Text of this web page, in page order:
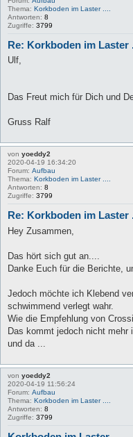
Thema: Korkboden im Laster ....
Antworten: 8
Zugriffe: 3799
Re: Korkboden im Laster
Ulf,
Das Freut mich für Dich und
Gruss Ralf
von yoeddy2
2020-04-19 16:34:20
Forum: Aufbau
Thema: Korkboden im Laster ....
Antworten: 8
Zugriffe: 3799
Re: Korkboden im Laster
Hey Zusammen,
Das hört sich gut an....
Danke Euch für die Berichte,
Jedoch möchte ich Klebend
schwimmend verlegt wahr.
Wie die Empfehlung von Crossi.
Das kommt jedoch nicht mehr
und da ...
von yoeddy2
2020-04-19 11:56:24
Forum: Aufbau
Thema: Korkboden im Laster ....
Antworten: 8
Zugriffe: 3799